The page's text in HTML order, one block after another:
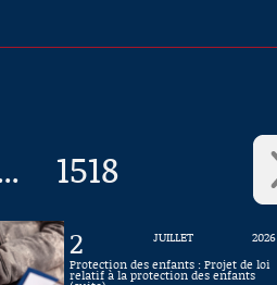
1518
2 JUILLET
2026
Protection des enfants : Projet de loi
relatif à la protection des enfants